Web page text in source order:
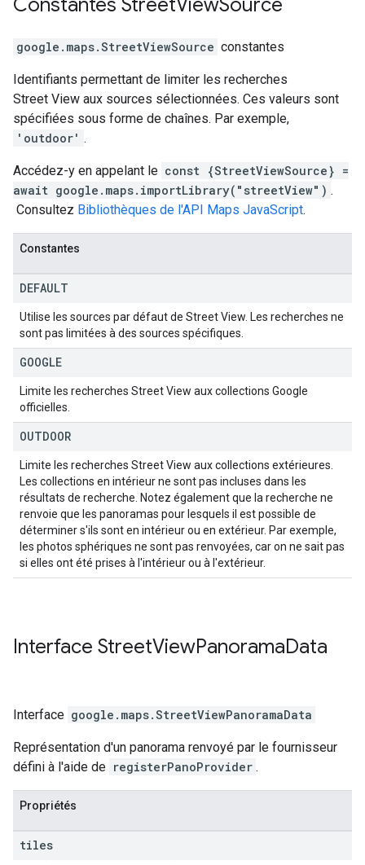
Constantes StreetViewSource
google.maps.StreetViewSource constantes
Identifiants permettant de limiter les recherches
Street View aux sources sélectionnées. Ces valeurs sont
spécifiées sous forme de chaînes. Par exemple,
'outdoor' .
Accédez-y en appelant le const {StreetViewSource} =
await google.maps.importLibrary("streetView") .
Consultez Bibliothèques de l'API Maps JavaScript.
Constantes
DEFAULT
Utilise les sources par défaut de Street View. Les recherches ne
sont pas limitées à des sources spécifiques.
GOOGLE
Limite les recherches Street View aux collections Google
officielles.
OUTDOOR
Limite les recherches Street View aux collections extérieures.
Les collections en intérieur ne sont pas incluses dans les
résultats de recherche. Notez également que la recherche ne
renvoie que les panoramas pour lesquels il est possible de
déterminer s'ils sont en intérieur ou en extérieur. Par exemple,
les photos sphériques ne sont pas renvoyées, car on ne sait pas
si elles ont été prises à l'intérieur ou à l'extérieur.
Interface StreetViewPanoramaData
Interface google.maps.StreetViewPanoramaData
Représentation d'un panorama renvoyé par le fournisseur
défini à l'aide de registerPanoProvider .
Propriétés
tiles